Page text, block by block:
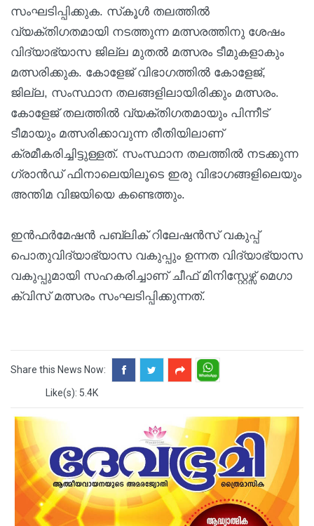
സംഘടിപ്പിക്കുക. സ്‌കൂൾ തലത്തിൽ
വ്യക്തിഗതമായി നടത്തുന്ന മത്സരത്തിനു ശേഷം
വിദ്യാഭ്യാസ ജില്ല മുതൽ മത്സരം ടീമുകളാകും
മത്സരിക്കുക. കോളേജ് വിഭാഗത്തിൽ കോളേജ്,
ജില്ല, സംസ്ഥാന തലങ്ങളിലായിരിക്കും മത്സരം.
കോളേജ് തലത്തിൽ വ്യക്തിഗതമായും പിന്നീട്
ടീമായും മത്സരിക്കാവുന്ന രീതിയിലാണ്
ക്രമീകരിച്ചിട്ടുള്ളത്. സംസ്ഥാന തലത്തിൽ നടക്കുന്ന
ഗ്രാൻഡ് ഫിനാലെയിലൂടെ ഇരു വിഭാഗങ്ങളിലെയും
അന്തിമ വിജയിയെ കണ്ടെത്തും.
ഇൻഫർമേഷൻ പബ്ലിക് റിലേഷൻസ് വകുപ്പ്
പൊതുവിദ്യാഭ്യാസ വകുപ്പും ഉന്നത വിദ്യാഭ്യാസ
വകുപ്പുമായി സഹകരിച്ചാണ് ചീഫ് മിനിസ്റ്റേഴ്സ് മെഗാ
ക്വിസ് മത്സരം സംഘടിപ്പിക്കുന്നത്.
Share this News Now:
Like(s): 5.4K